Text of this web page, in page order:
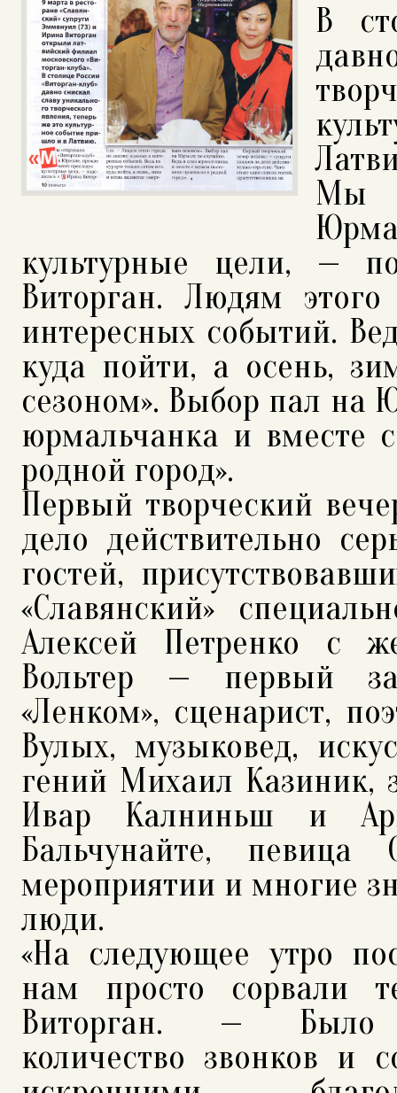
В
Мы
культурные цели, —
Виторган. Людям
интересных событий.
куда пойти, а осень,
сезоном». Выбор пал на
юрмальчанка и вместе
родной город».
Первый творческий
дело действительно
гостей,
«Славянский»
Алексей Петренко с
Вольтер — первый
«Ленком», сценарист,
Вулых, музыковед,
гений Михаил Казиник,
Ивар Калниньш и
Бальчунайте,
мероприятии и многие
люди.
«На следующее утро
нам просто сорвали
Виторган. — Было
количество звонков и